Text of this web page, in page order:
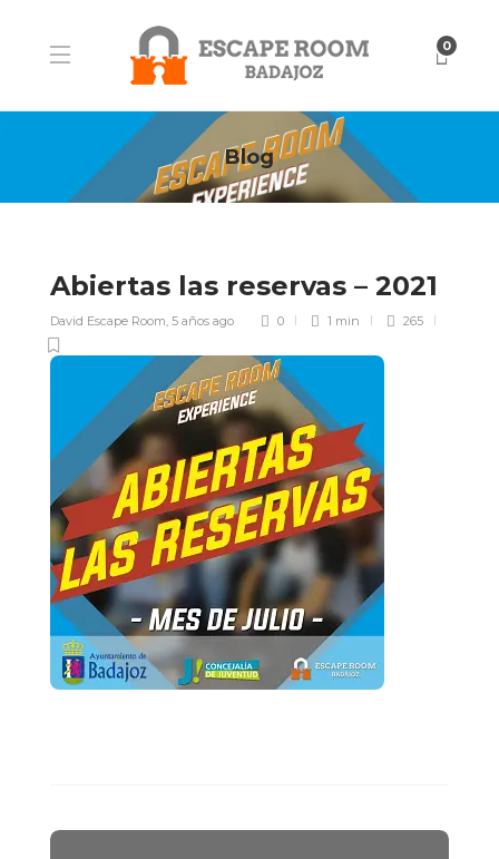
0
Blog
Abiertas las reservas – 2021
David Escape Room, 5 años ago 0 1 min 265